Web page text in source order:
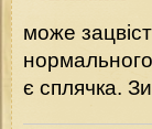
може
є сплячка.